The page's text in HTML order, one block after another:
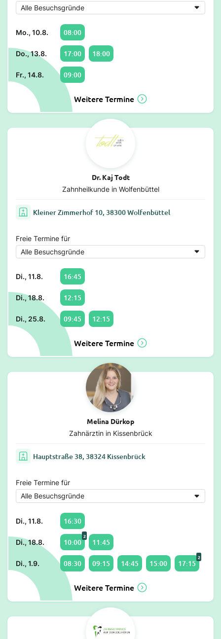
Mo., 10.8. 08:00
Do., 13.8. 17:00 18:00
Fr., 14.8. 09:00
Weitere Termine
Dr. Kaj Todt
Zahnheilkunde in Wolfenbüttel
Kleiner Zimmerhof 10, 38300 Wolfenbüttel
Freie Termine für
Di., 11.8. 16:45
Di., 18.8. 12:15
Di., 25.8. 09:45 12:15
Weitere Termine
Melina Dürkop
Zahnärztin in Kissenbrück
Hauptstraße 38, 38324 Kissenbrück
Freie Termine für
Di., 11.8. 16:30
Di., 18.8. 10:00
2
11:45
Di., 1.9. 08:30 09:15 14:45 15:00 17:15
2
Weitere Termine